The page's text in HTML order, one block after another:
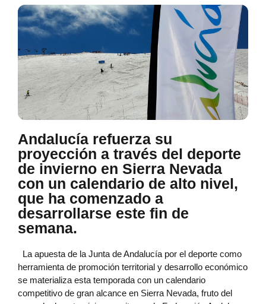
Andalucía refuerza su
proyección a través del deporte
de invierno en Sierra Nevada
con un calendario de alto nivel,
que ha comenzado a
desarrollarse este fin de
semana.
La apuesta de la Junta de Andalucía por el deporte como
herramienta de promoción territorial y desarrollo económico
se materializa esta temporada con un calendario
competitivo de gran alcance en Sierra Nevada, fruto del